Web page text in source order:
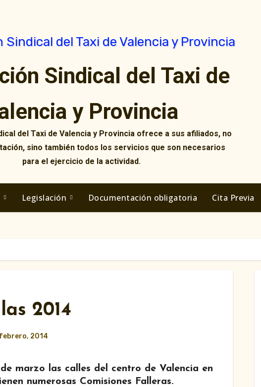
Sindical del Taxi de
y Provincia
del Taxi de Valencia y Provincia ofrece a sus afiliados, no
sino también todos los servicios que son necesarios
para el ejercicio de la actividad.
Legislación Documentación obligatoria Cita Previa
2014
2014
marzo las calles del centro de Valencia en
numerosas Comisiones Falleras.